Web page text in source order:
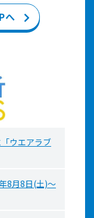
へ
ウエアラブ
8月8日(土)～